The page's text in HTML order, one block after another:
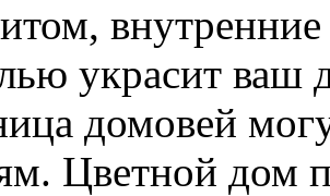
украсит ваш
домовей
Цветной дом